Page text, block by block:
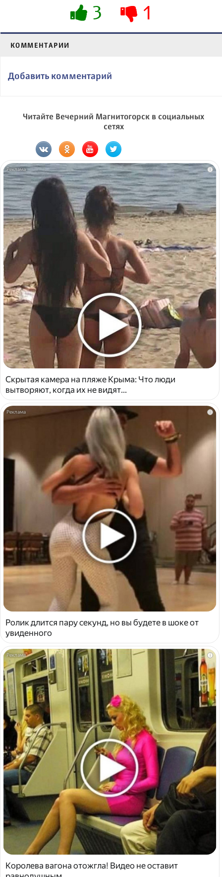
3 1
КОММЕНТАРИИ
Добавить комментарий
Читайте Вечерний Магнитогорск в социальных
сетях
i
Скрытая камера на пляже Крыма: Что люди
вытворяют, когда их не видят...
i
Ролик длится пару секунд, но вы будете в шоке от
увиденного
i
Королева вагона отожгла! Видео не оставит